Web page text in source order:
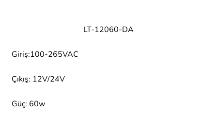
LT-12060-DA
Giriş:100-265VAC
Çıkış: 12V/24V
Güç: 60w